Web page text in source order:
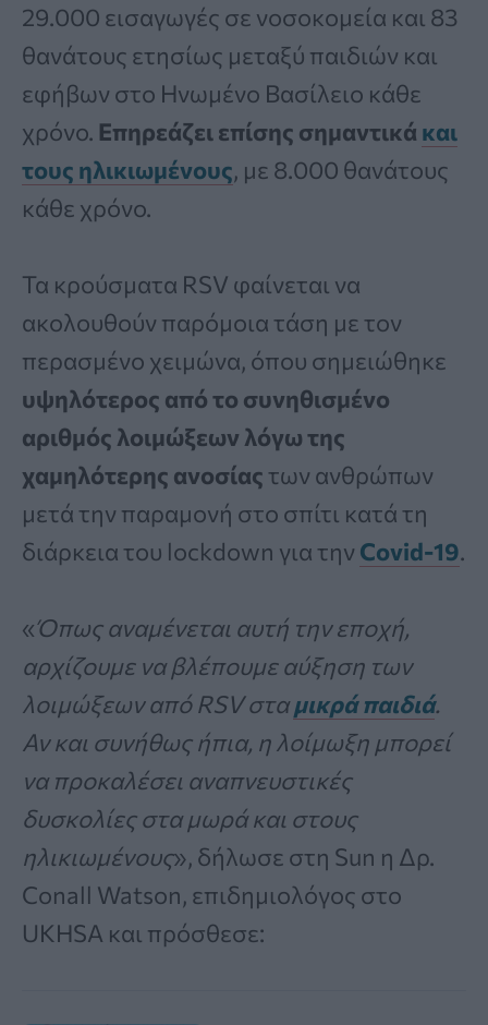
29.000 εισαγωγές σε νοσοκομεία και 83
θανάτους ετησίως μεταξύ παιδιών και
εφήβων στο Ηνωμένο Βασίλειο κάθε
χρόνο. Επηρεάζει επίσης σημαντικά και
τους ηλικιωμένους, με 8.000 θανάτους
κάθε χρόνο.
Τα κρούσματα RSV φαίνεται να
ακολουθούν παρόμοια τάση με τον
περασμένο χειμώνα, όπου σημειώθηκε
υψηλότερος από το συνηθισμένο
αριθμός λοιμώξεων λόγω της
χαμηλότερης ανοσίας των ανθρώπων
μετά την παραμονή στο σπίτι κατά τη
διάρκεια του lockdown για την Covid-19.
«Όπως αναμένεται αυτή την εποχή,
αρχίζουμε να βλέπουμε αύξηση των
λοιμώξεων από RSV σταμικρά παιδιά.
Αν και συνήθως ήπια, η λοίμωξη μπορεί
να προκαλέσει αναπνευστικές
δυσκολίες στα μωρά και στους
ηλικιωμένους», δήλωσε στη Sun η Δρ.
Conall Watson, επιδημιολόγος στο
UKHSA και πρόσθεσε: